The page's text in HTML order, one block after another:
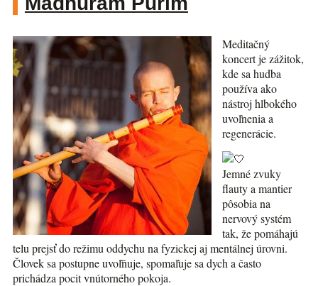
Meditačný
koncert je zážitok,
kde sa hudba
používa ako
nástroj hlbokého
uvoľnenia a
regenerácie.
Jemné zvuky
flauty a mantier
pôsobia na
nervový systém
tak, že pomáhajú
telu prejsť do režimu oddychu na fyzickej aj mentálnej úrovni.
Človek sa postupne uvoľňuje, spomaľuje sa dych a často
prichádza pocit vnútorného pokoja.